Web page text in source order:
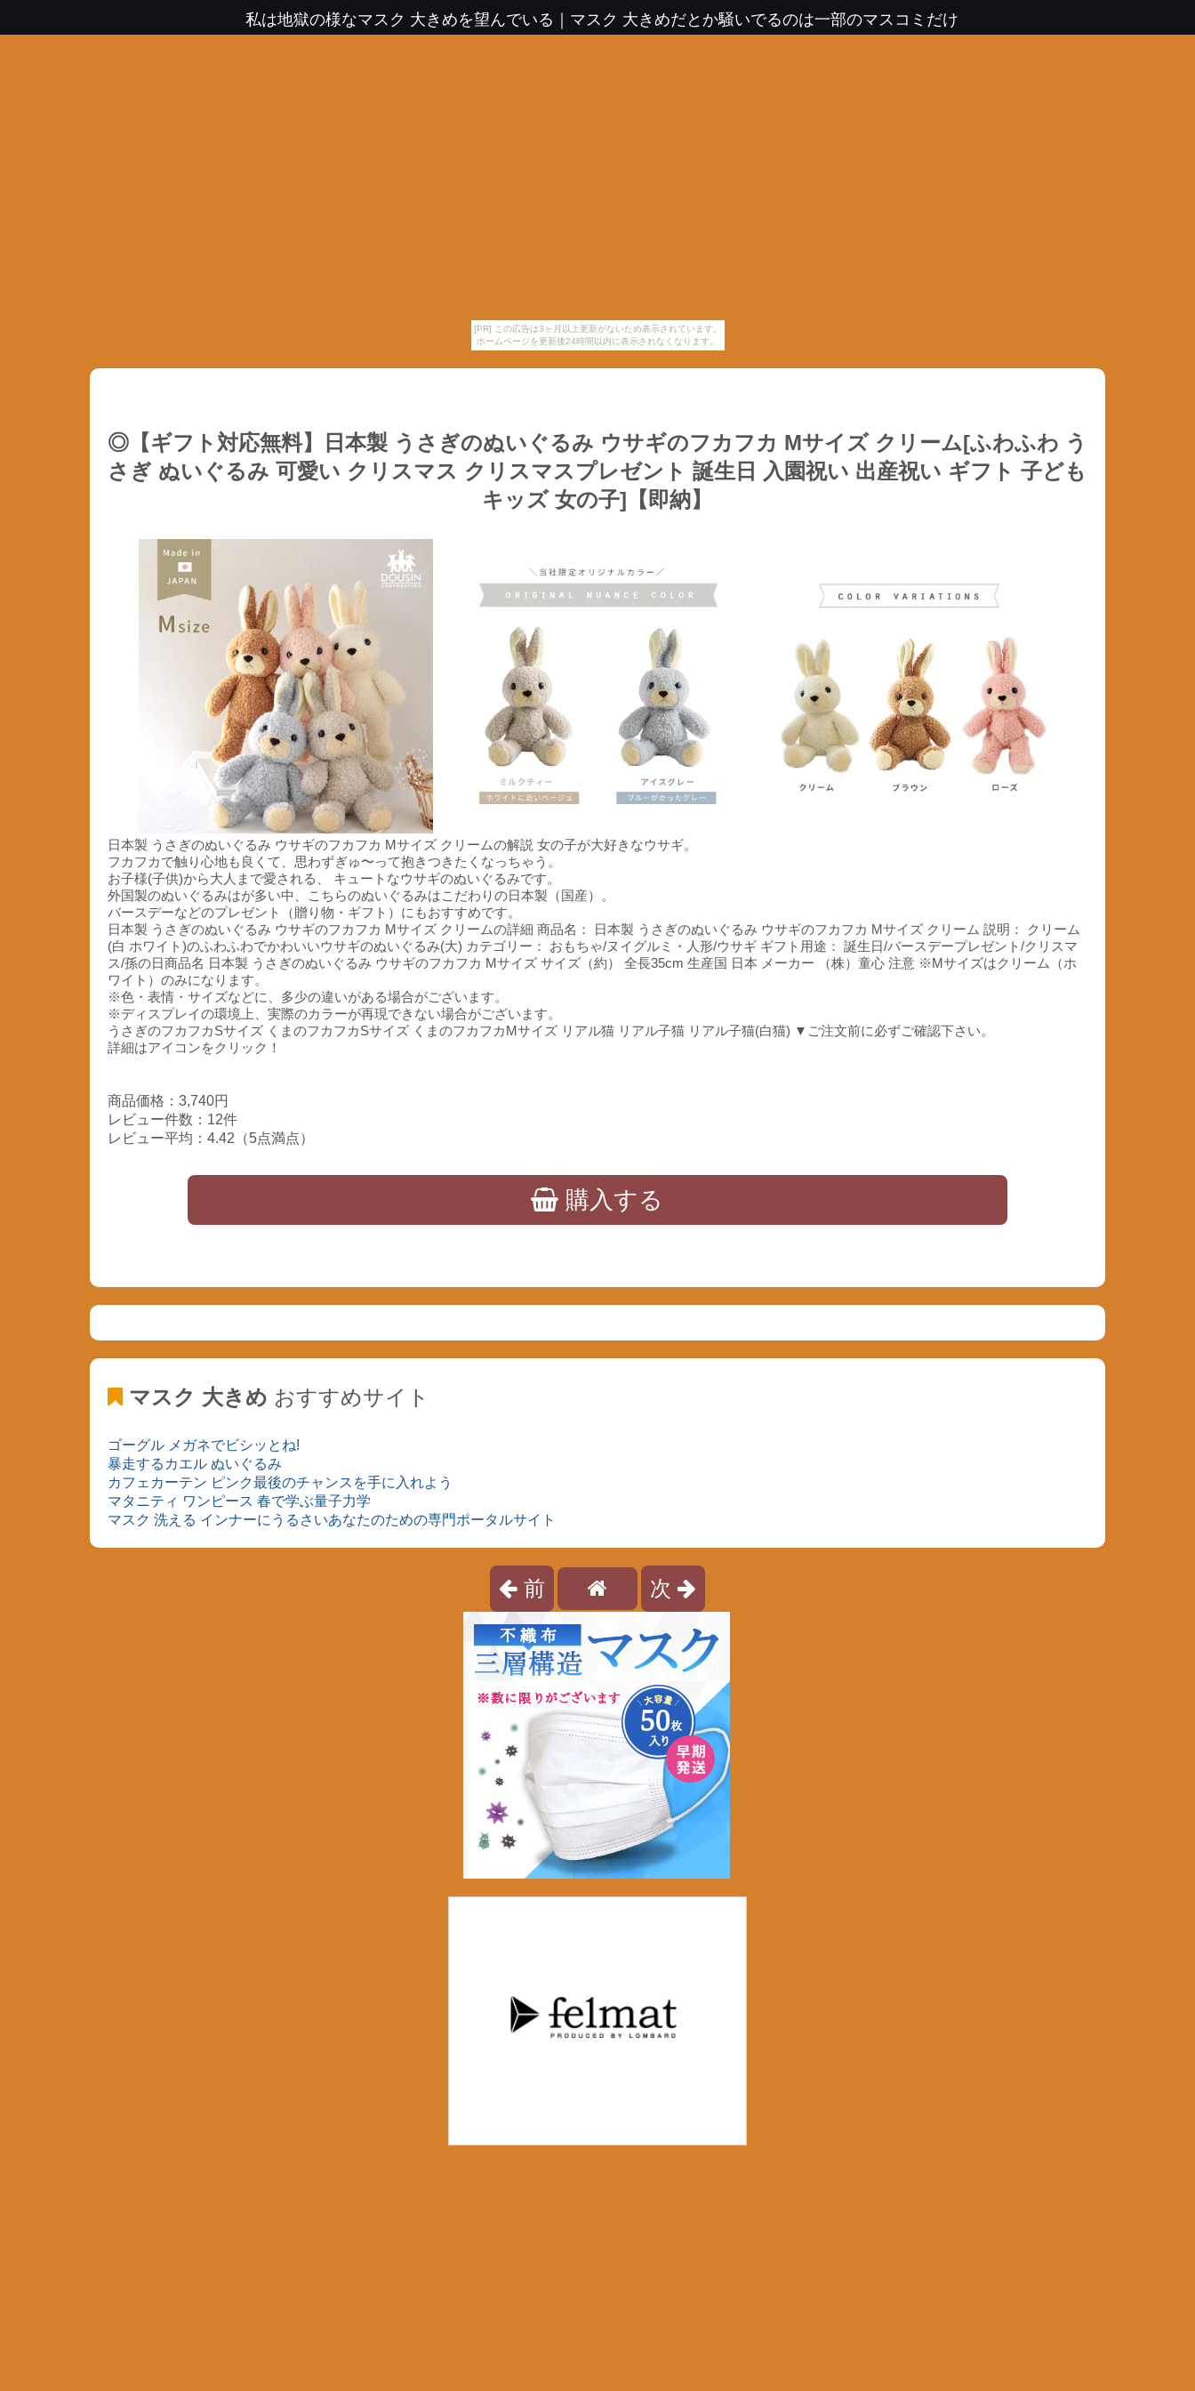
[PR] この広告は3ヶ月以上更新がないため表示されています。
ホームページを更新後24時間以内に表示されなくなります。
私は地獄の様なマスク 大きめを望んでいる マスク 大きめだとか騒いでるのは一部のマスコミだけ
◎【ギフト対応無料】日本製 うさぎのぬいぐるみ ウサギのフカフカ Mサイズ クリーム[ふわふわ う
さぎ ぬいぐるみ 可愛い クリスマス クリスマスプレゼント 誕生日 入園祝い 出産祝い ギフト 子ども
キッズ 女の子]【即納】
日本製 うさぎのぬいぐるみ ウサギのフカフカ Mサイズ クリームの解説 女の子が大好きなウサギ。
フカフカで触り心地も良くて、思わずぎゅ〜って抱きつきたくなっちゃう。
お子様(子供)から大人まで愛される、 キュートなウサギのぬいぐるみです。
外国製のぬいぐるみはが多い中、こちらのぬいぐるみはこだわりの日本製（国産）。
バースデーなどのプレゼント（贈り物・ギフト）にもおすすめです。
日本製 うさぎのぬいぐるみ ウサギのフカフカ Mサイズ クリームの詳細 商品名： 日本製 うさぎのぬいぐるみ ウサギのフカフカ Mサイズ クリーム 説明： クリーム
(白 ホワイト)のふわふわでかわいいウサギのぬいぐるみ(大) カテゴリー： おもちゃ/ヌイグルミ・人形/ウサギ ギフト用途： 誕生日/バースデープレゼント/クリスマ
ス/孫の日商品名 日本製 うさぎのぬいぐるみ ウサギのフカフカ Mサイズ サイズ（約） 全長35cm 生産国 日本 メーカー （株）童心 注意 ※Mサイズはクリーム（ホ
ワイト）のみになります。
※色・表情・サイズなどに、多少の違いがある場合がございます。
※ディスプレイの環境上、実際のカラーが再現できない場合がございます。
うさぎのフカフカSサイズ くまのフカフカSサイズ くまのフカフカMサイズ リアル猫 リアル子猫 リアル子猫(白猫) ▼ご注文前に必ずご確認下さい。
詳細はアイコンをクリック！
商品価格：3,740円
レビュー件数：12件
レビュー平均：4.42（5点満点）
購入する
マスク 大きめ おすすめサイト
ゴーグル メガネでビシッとね!
暴走するカエル ぬいぐるみ
カフェカーテン ピンク最後のチャンスを手に入れよう
マタニティ ワンピース 春で学ぶ量子力学
マスク 洗える インナーにうるさいあなたのための専門ポータルサイト
前 次